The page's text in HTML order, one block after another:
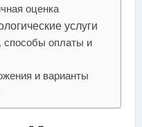
оценка
услуги
способы оплаты и
и варианты